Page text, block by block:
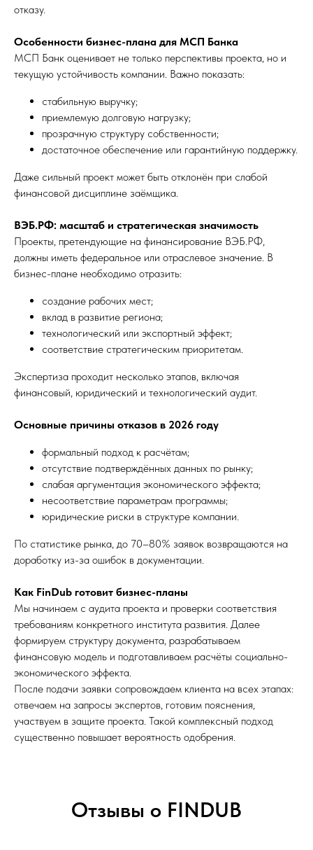
отказу.
Особенности бизнес-плана для МСП Банка
МСП Банк оценивает не только перспективы проекта, но и
текущую устойчивость компании. Важно показать:
стабильную выручку;
приемлемую долговую нагрузку;
прозрачную структуру собственности;
достаточное обеспечение или гарантийную поддержку.
Даже сильный проект может быть отклонён при слабой
финансовой дисциплине заёмщика.
ВЭБ.РФ: масштаб и стратегическая значимость
Проекты, претендующие на финансирование ВЭБ.РФ,
должны иметь федеральное или отраслевое значение. В
бизнес-плане необходимо отразить:
создание рабочих мест;
вклад в развитие региона;
технологический или экспортный эффект;
соответствие стратегическим приоритетам.
Экспертиза проходит несколько этапов, включая
финансовый, юридический и технологический аудит.
Основные причины отказов в 2026 году
формальный подход к расчётам;
отсутствие подтверждённых данных по рынку;
слабая аргументация экономического эффекта;
несоответствие параметрам программы;
юридические риски в структуре компании.
По статистике рынка, до 70–80% заявок возвращаются на
доработку из-за ошибок в документации.
Как FinDub готовит бизнес-планы
Мы начинаем с аудита проекта и проверки соответствия
требованиям конкретного института развития. Далее
формируем структуру документа, разрабатываем
финансовую модель и подготавливаем расчёты социально-
экономического эффекта.
После подачи заявки сопровождаем клиента на всех этапах:
отвечаем на запросы экспертов, готовим пояснения,
участвуем в защите проекта. Такой комплексный подход
существенно повышает вероятность одобрения.
Отзывы о FINDUB